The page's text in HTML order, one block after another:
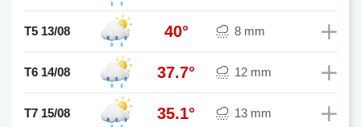
T5 13/08 40° 8 mm
T6 14/08 37.7° 12 mm
T7 15/08 35.1° 13 mm